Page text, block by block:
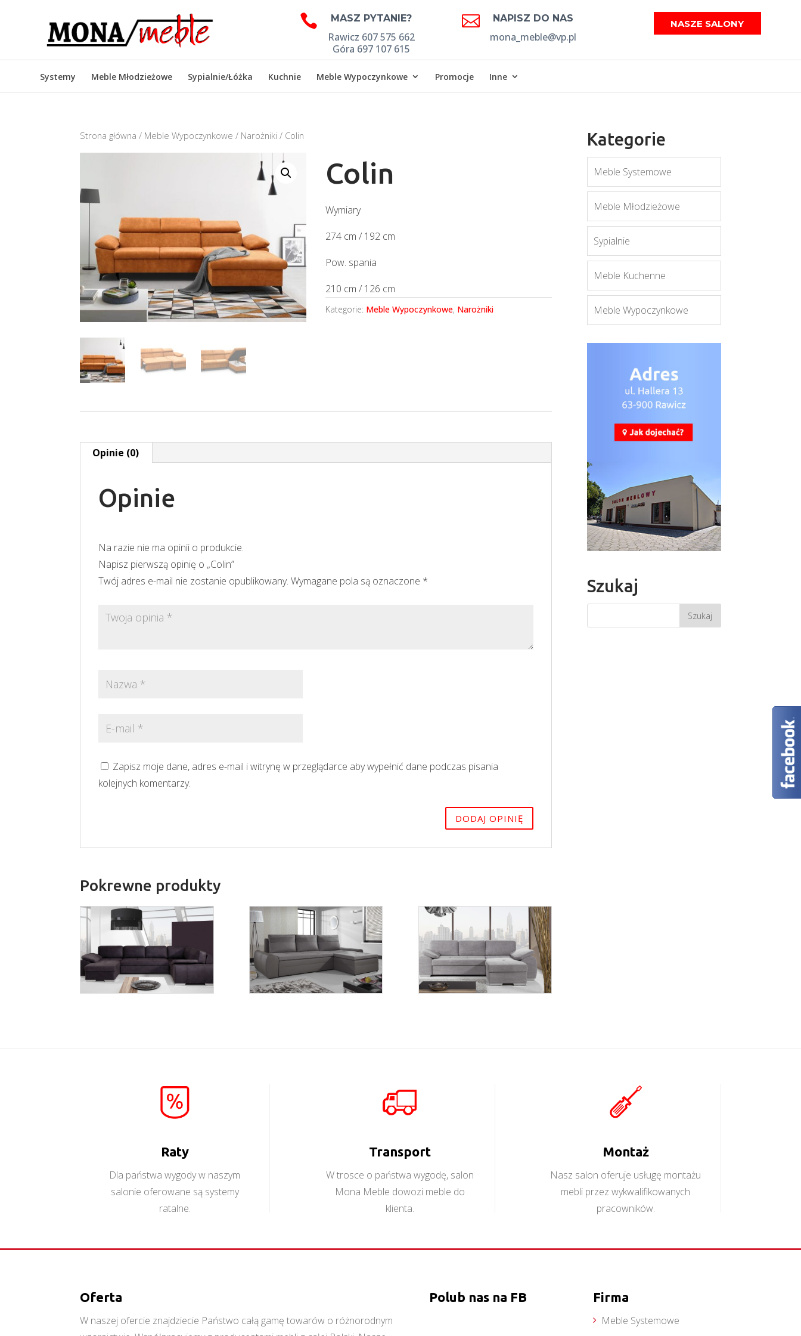
 MASZ PYTANIE?
Rawicz 607 575 662
Góra 697 107 615
 NAPISZ DO NAS
mona_meble@vp.pl
NASZE SALONY
Systemy Meble Młodzieżowe Sypialnie/Łóżka Kuchnie Meble Wypoczynkowe Promocje Inne
Strona główna / Meble Wypoczynkowe / Narożniki / Colin
Colin
Wymiary
274 cm / 192 cm
Pow. spania
210 cm / 126 cm
Kategorie: Meble Wypoczynkowe, Narożniki
Opinie (0)
Opinie
Na razie nie ma opinii o produkcie.
Napisz pierwszą opinię o „Colin”
Twój adres e-mail nie zostanie opublikowany. Wymagane pola są oznaczone *
Zapisz moje dane, adres e-mail i witrynę w przeglądarce aby wypełnić dane podczas pisania
kolejnych komentarzy.
Pokrewne produkty
Kategorie
Meble Systemowe
Meble Młodzieżowe
Sypialnie
Meble Kuchenne
Meble Wypoczynkowe
Szukaj
Raty
Dla państwa wygody w naszym
salonie oferowane są systemy
ratalne.
Transport
W trosce o państwa wygodę, salon
Mona Meble dowozi meble do
klienta.
Montaż
Nasz salon oferuje usługę montażu
mebli przez wykwalifikowanych
pracowników.
Oferta
W naszej ofercie znajdziecie Państwo całą gamę towarów o różnorodnym
Polub nas na FB Firma
Meble Systemowe